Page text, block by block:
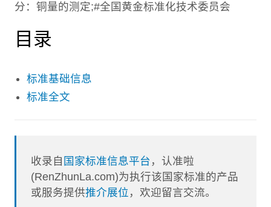
分：铜量的测定;#全国黄金标准化技术委员会
目录
标准基础信息
标准全文
收录自 国家标准信息平台 ，认准啦
(RenZhunLa.com)为执行该国家标准的产品
或服务提供推介展位 ，欢迎留言交流。